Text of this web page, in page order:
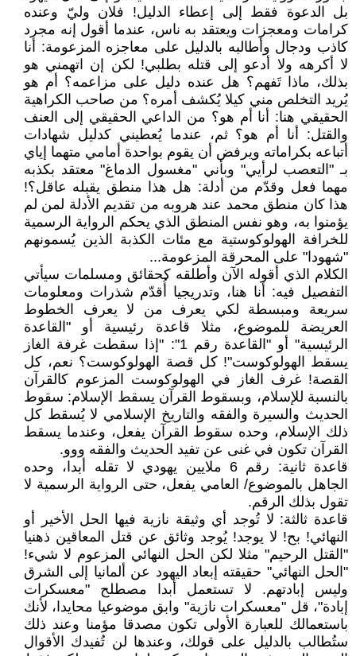
بل الدعوة فقط إلى إعطاء الدليل! فلان وليّ وعنده
كرامات ومعجزات ويعتقد به ناس، عندما أقول إنه مجرد
كاذب ودجال وأطالبه بالدليل على معاجزه المزعومة: أنا
لا أكرهه ولا أدعو إلى قتله بطلبي! لكن إن اتهمني هو
بذلك، ماذا تَفهم؟ هل عنده دليل على مزاعمه؟ أم هو
يُريد التخلص مني كيلا يُكشف أمره؟ من صاحب الكراهية
الحقيقي هنا: أنا أم هو؟ من الداعي الحقيقي إلى العنف
والقتل: أنا أم هو؟ ثم، عندما يُعطيني كدليل شهادات
أتباعه بكراماته ويرفض أن يقوم بواحدة أمامي متهما إياي
بـ "التعصب لرأيي" وبأني "مغسول الدماغ" معتقد بكذبه
مهما فعل وقدّم من أدلة: هل هذا منطق يقبله عاقل؟!
هذا كان منطق محمد عند هروبه من تقديم الأدلة لمن لم
يؤمنوا به، وهو نفس المنطق الذي يحكم الرواية الرسمية
للخرافة الهولوكوستية مع مئات الكذبة الذين يُسمونهم
"شهودا" على المحرقة المزعومة...
الكلام الذي أقوله الآن وأطلقه كحقائق ومسلمات سيأتي
التفصيل فيه: أنا هنا، وتدريجيا أُقدّم ش‍‍ذرات ومعلومات
سريعة ومبسطة لكي يعرف من لا يعرف الخطوط
العريضة للموضوع، مثلا قاعدة رئيسية أو "القاعدة
الرئيسية" أو "القاعدة رقم 1": "إذا سقطت غرفة الغاز
يسقط الهولوكوست"! كل قصة الهولوكوست؟ نعم، كل
القصة! غرف الغاز في الهولوكوست المزعوم كالقرآن
بالنسبة للإسلام، وبسقوط القرآن يسقط الإسلام: سقوط
الحديث والسيرة والفقه والتاريخ الإسلامي لا يُسقط كل
ذلك الإسلام، وحده سقوط القرآن يفعل، وعندما يسقط
القرآن تكون في غنى عن تفيد الحديث والفقه ووو.
قاعدة ثانية: رقم 6 ملايين يهودي لا تقله أبدا، وحده
الجاهل بالموضوع/ العامي يفعل، حتى الرواية الرسمية لا
تقول بذلك الرقم.
قاعدة ثالثة: لا تُوجد أي وثيقة نازية فيها الحل الأخير أو
النهائي! بح! لا يوجد! يُوجد وثائق عن قتل المعاقين ذهنيا
"القتل الرحيم" مثلا لكن الحل النهائي المزعوم لا شيء!
"الحل النهائي" حقيقته إبعاد اليهود عن ألمانيا إلى الشرق
وليس إبادتهم. لا تستعمل أبدا مصطلح "معسكرات
إبادة"، قل "معسكرات نازية" وابق موضوعيا محايدا، لأنك
باستعمالك للعبارة الأولى تكون مصدقا مؤمنا وعند ذلك
ستُطالب بالدليل على قولك، وعندها لن تُفيدك الأقوال